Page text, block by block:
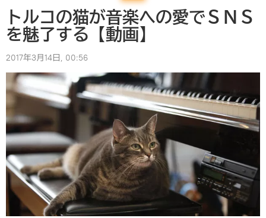
トルコの猫が音楽への愛でＳＮＳ
を魅了する【動画】
2017年3月14日, 00:56